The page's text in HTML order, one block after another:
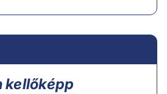
kellőképp